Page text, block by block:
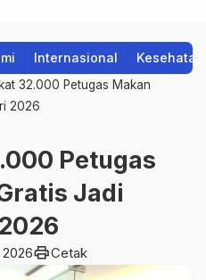
Internasional Kesehatan
32.000 Petugas Makan
2026
Petugas
Jadi
2026printCetak